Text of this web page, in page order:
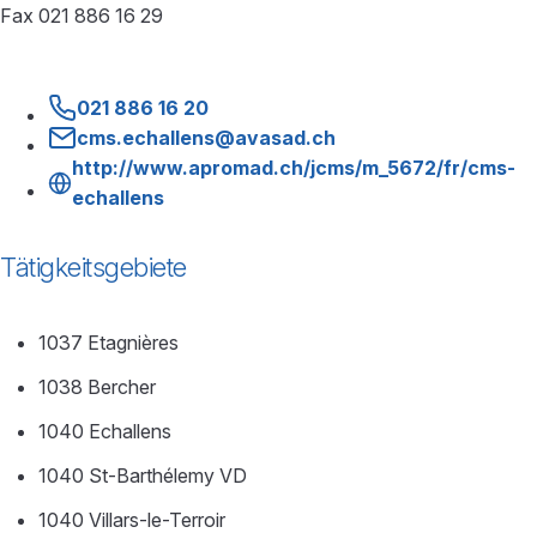
Fax 021 886 16 29
021 886 16 20
cms.echallens@avasad.ch
http://www.apromad.ch/jcms/m_5672/fr/cms-
echallens
Tätigkeitsgebiete
1037 Etagnières
1038 Bercher
1040 Echallens
1040 St-Barthélemy VD
1040 Villars-le-Terroir